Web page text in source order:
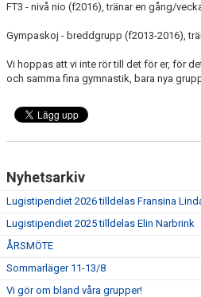
FT3 - nivå nio (f2016), tränar en gång/
Gympaskoj - breddgrupp (f2013-2016),
Vi hoppas att vi inte rör till det för er, för
och samma fina gymnastik, bara nya
Nyhetsarkiv
Lugistipendiet 2026 tilldelas Fransina
Lugistipendiet 2025 tilldelas Elin Narbrink
ÅRSMÖTE
Sommarläger 11-13/8
Vi gör om bland våra grupper!